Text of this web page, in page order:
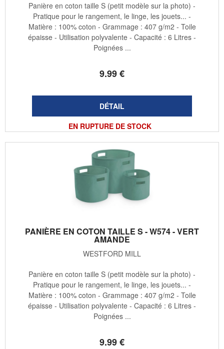
9.99€
EN RUPTURE DE STOCK
Panière en coton taille S (petit modèle sur la photo) -
Pratique pour le rangement, le linge, les jouets... -
Matière : 100% coton - Grammage : 407 g/m2 - Toile
épaisse - Utilisation polyvalente - Capacité : 6 Litres -
Poignées ...
PANIÈRE EN COTON TAILLE S - W574 - VERT
AMANDE
WESTFORD MILL
9.99€
Panière en coton taille S (petit modèle sur la photo) -
Pratique pour le rangement, le linge, les jouets... -
Matière : 100% coton - Grammage : 407 g/m2 - Toile
épaisse - Utilisation polyvalente - Capacité : 6 Litres -
Poignées ...